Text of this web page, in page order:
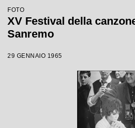
FOTO
XV Festival della
Sanremo
29 GENNAIO 1965